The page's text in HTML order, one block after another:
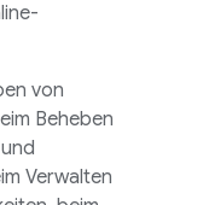
von
Beheben
Verwalten